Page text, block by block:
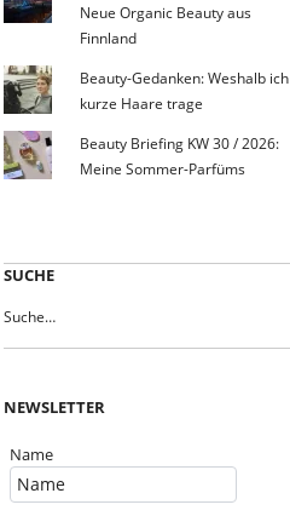
Neue Organic Beauty aus
Finnland
Beauty-Gedanken: Weshalb ich
kurze Haare trage
Beauty Briefing KW 30 / 2026:
Meine Sommer-Parfüms
SUCHE
NEWSLETTER
Name